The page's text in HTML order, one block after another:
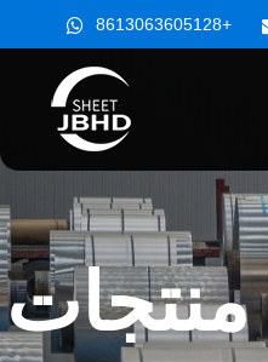
+8613063605128
منتجات